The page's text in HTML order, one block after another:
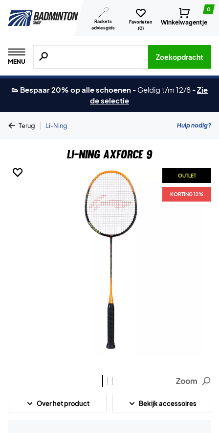
Rackets
adviesgids
Favorieten
(0)
0
Winkelwagentje
MENU
Zoeken naar producten, merken etc.
Zoekopdracht
👟 Bespaar 20% op alle schoenen - Geldig t/m 12/8 -Zie
de selectie
Terug | Li-Ning Hulp nodig?
Li-Ning AXForce 9
OUTLET
KORTING 12%
OUTLET
KORTING 12%
OUTLET
KORTING 12%
Zoom
Over het product Bekijk accessoires